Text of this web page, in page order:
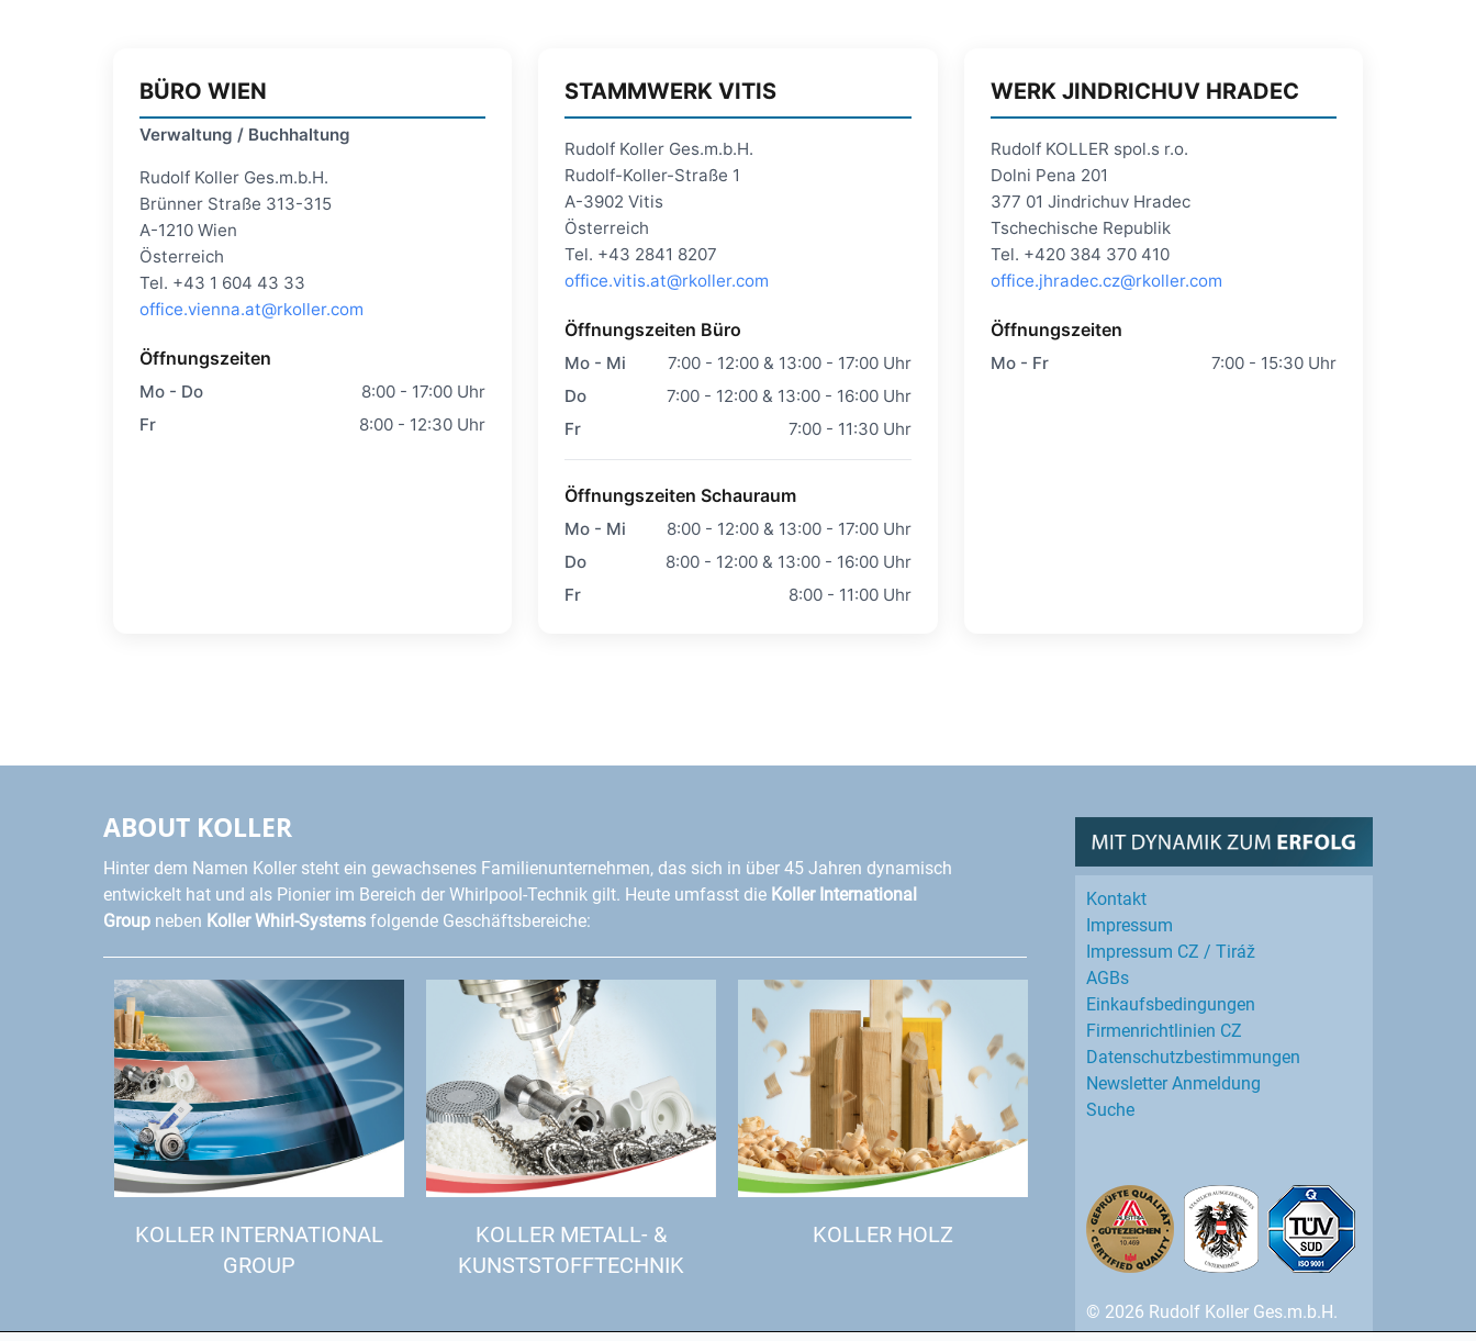
BÜRO WIEN
Verwaltung / Buchhaltung
Rudolf Koller Ges.m.b.H.
Brünner Straße 313-315
A-1210 Wien
Österreich
Tel. +43 1 604 43 33
office.vienna.at@rkoller.com
Öffnungszeiten
Mo - Do
8:00 - 17:00 Uhr
Fr
8:00 - 12:30 Uhr
STAMMWERK VITIS
Rudolf Koller Ges.m.b.H.
Rudolf-Koller-Straße 1
A-3902 Vitis
Österreich
Tel. +43 2841 8207
office.vitis.at@rkoller.com
Öffnungszeiten Büro
Mo - Mi
7:00 - 12:00 & 13:00 - 17:00 Uhr
Do
7:00 - 12:00 & 13:00 - 16:00 Uhr
Fr
7:00 - 11:30 Uhr
Öffnungszeiten Schauraum
Mo - Mi
8:00 - 12:00 & 13:00 - 17:00 Uhr
Do
8:00 - 12:00 & 13:00 - 16:00 Uhr
Fr
8:00 - 11:00 Uhr
WERK JINDRICHUV HRADEC
Rudolf KOLLER spol.s r.o.
Dolni Pena 201
377 01 Jindrichuv Hradec
Tschechische Republik
Tel. +420 384 370 410
office.jhradec.cz@rkoller.com
Öffnungszeiten
Mo - Fr 7:00 - 15:30 Uhr
ABOUT KOLLER
Hinter dem Namen Koller steht ein gewachsenes Familienunternehmen, das sich in über 45 Jahren dynamisch
entwickelt hat und als Pionier im Bereich der Whirlpool-Technik gilt. Heute umfasst die Koller International
Group neben Koller Whirl-Systems folgende Geschäftsbereiche:
KOLLER INTERNATIONAL
GROUP
KOLLER METALL- &
KUNSTSTOFFTECHNIK
KOLLER HOLZ
Kontakt
Impressum
Impressum CZ / Tiráž
AGBs
Einkaufs­bedingungen
Firmenrichtlinien CZ
Datenschutz­bestimmungen
Newsletter Anmeldung
Suche
© 2026 Rudolf Koller Ges.m.b.H.